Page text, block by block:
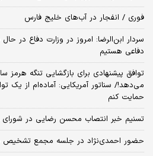
فوری / انفجار در آب‌های خلیج فارس
سردار ابن‌الرضا: امروز در وزارت دفاع در
دفاعی هستیم
می‌دهد!/ سناتور آمریکایی: آماده‌ام از یک
حمایت کنم
تسنیم خبر انتصاب محسن رضایی در شورای
حضور احمدی‌نژاد در جلسه مجمع